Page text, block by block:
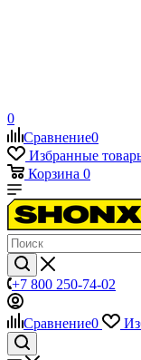
0
Сравнение0
Избранные
Корзина 0
+7 800 250-74-02
Сравнение0